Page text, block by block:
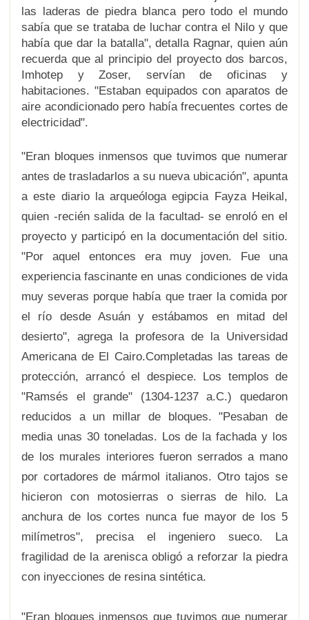
las laderas de piedra blanca pero todo el mundo
sabía que se trataba de luchar contra el Nilo y que
había que dar la batalla", detalla Ragnar, quien aún
recuerda que al principio del proyecto dos barcos,
Imhotep y Zoser, servían de oficinas y
habitaciones. "Estaban equipados con aparatos de
aire acondicionado pero había frecuentes cortes de
electricidad".
"Eran bloques inmensos que tuvimos que numerar
antes de trasladarlos a su nueva ubicación", apunta
a este diario la arqueóloga egipcia Fayza Heikal,
quien -recién salida de la facultad- se enroló en el
proyecto y participó en la documentación del sitio.
"Por aquel entonces era muy joven. Fue una
experiencia fascinante en unas condiciones de vida
muy severas porque había que traer la comida por
el río desde Asuán y estábamos en mitad del
desierto", agrega la profesora de la Universidad
Americana de El Cairo.Completadas las tareas de
protección, arrancó el despiece. Los templos de
"Ramsés el grande" (1304-1237 a.C.) quedaron
reducidos a un millar de bloques. "Pesaban de
media unas 30 toneladas. Los de la fachada y los
de los murales interiores fueron serrados a mano
por cortadores de mármol italianos. Otro tajos se
hicieron con motosierras o sierras de hilo. La
anchura de los cortes nunca fue mayor de los 5
milímetros", precisa el ingeniero sueco. La
fragilidad de la arenisca obligó a reforzar la piedra
con inyecciones de resina sintética.
"Eran bloques inmensos que tuvimos que numerar